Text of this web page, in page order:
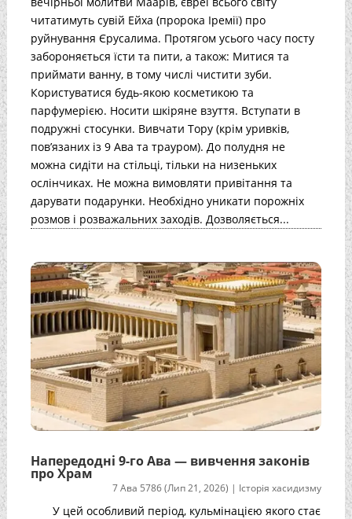
читатимуть сувій Ейха (пророка Іремії) про
руйнування Єрусалима. Протягом усього часу посту
забороняється їсти та пити, а також: Митися та
приймати ванну, в тому числі чистити зуби.
Користуватися будь-якою косметикою та
парфумерією. Носити шкіряне взуття. Вступати в
подружні стосунки. Вивчати Тору (крім уривків,
пов’язаних із 9 Ава та трауром). До полудня не
можна сидіти на стільці, тільки на низеньких
ослінчиках. Не можна вимовляти привітання та
дарувати подарунки. Необхідно уникати порожніх
розмов і розважальних заходів. Дозволяється...
Напередодні 9-го Ава — вивчення законів
про Храм
7 Ава 5786 (Лип 21, 2026) | Історія хасидизму
У цей особливий період, кульмінацією якого стає